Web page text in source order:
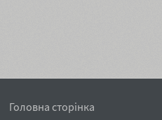
Головна сторінка